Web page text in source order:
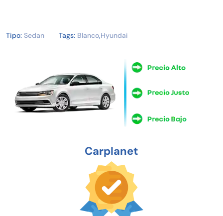
Tipo: Sedan Tags: Blanco,Hyundai
Carplanet